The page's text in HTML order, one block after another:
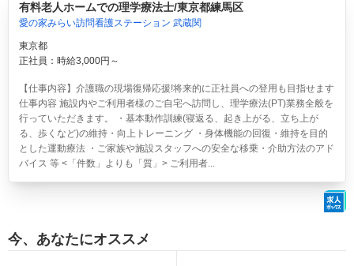
有料老人ホームでの理学療法士/東京都練馬区
愛の家みらい訪問看護ステーション 武蔵関
東京都
正社員：時給3,000円～
【仕事内容】介護職の現場復帰応援!将来的に正社員への登用も目指せます
仕事内容 施設内やご利用者様のご自宅へ訪問し、理学療法(PT)業務全般を
行っていただきます。 ・基本動作訓練(寝返る、起き上がる、立ち上が
る、歩くなど)の維持・向上トレーニング ・身体機能の回復・維持を目的
とした運動療法 ・ご家族や施設スタッフへの安全な移乗・介助方法のアド
バイス 等 <「件数」よりも「質」> ご利用者...
今、あなたにオススメ